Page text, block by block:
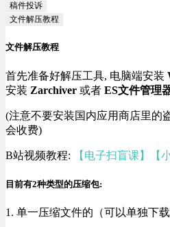
稿件投诉
文件解压教程
文件解压教程
首先准备好解压工具, 电脑端安装
安装 Zarchiver 或者 ES文件管理
(注意不要安装国内应用商店里的
会收费)
B站视频教程: 【电子扫盲课】【
目前有2种类型的压缩包:
1. 单一压缩文件的（可以单独下